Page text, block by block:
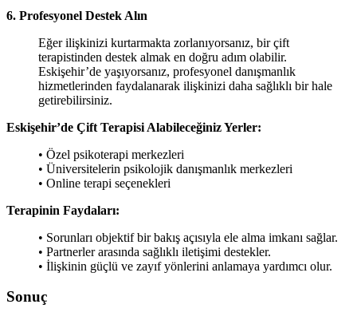
6. Profesyonel Destek Alın
Eğer ilişkinizi kurtarmakta zorlanıyorsanız, bir çift
terapistinden destek almak en doğru adım olabilir.
Eskişehir’de yaşıyorsanız, profesyonel danışmanlık
hizmetlerinden faydalanarak ilişkinizi daha sağlıklı bir hale
getirebilirsiniz.
Eskişehir’de Çift Terapisi Alabileceğiniz Yerler:
• Özel psikoterapi merkezleri
• Üniversitelerin psikolojik danışmanlık merkezleri
• Online terapi seçenekleri
Terapinin Faydaları:
• Sorunları objektif bir bakış açısıyla ele alma imkanı sağlar.
• Partnerler arasında sağlıklı iletişimi destekler.
• İlişkinin güçlü ve zayıf yönlerini anlamaya yardımcı olur.
Sonuç